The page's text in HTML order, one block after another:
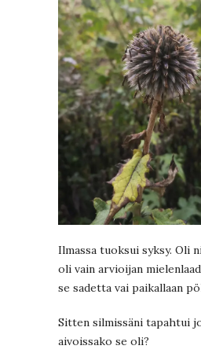
Ilmassa tuoksui syksy. Oli
oli vain arvioijan
se sadetta vai paikallaan
Sitten silmissäni tapahtui
aivoissako se oli?